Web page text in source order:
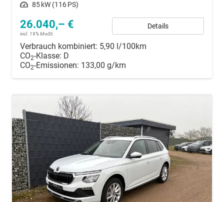
Leistung 85 kW (116 PS)
26.040,– €
incl. 19% MwSt.
Details
Verbrauch kombiniert: 5,90 l/100km
CO2-Klasse: D
CO2-Emissionen: 133,00 g/km